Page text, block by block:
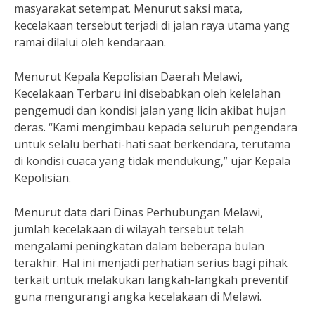
masyarakat setempat. Menurut saksi mata,
kecelakaan tersebut terjadi di jalan raya utama yang
ramai dilalui oleh kendaraan.
Menurut Kepala Kepolisian Daerah Melawi,
Kecelakaan Terbaru ini disebabkan oleh kelelahan
pengemudi dan kondisi jalan yang licin akibat hujan
deras. “Kami mengimbau kepada seluruh pengendara
untuk selalu berhati-hati saat berkendara, terutama
di kondisi cuaca yang tidak mendukung,” ujar Kepala
Kepolisian.
Menurut data dari Dinas Perhubungan Melawi,
jumlah kecelakaan di wilayah tersebut telah
mengalami peningkatan dalam beberapa bulan
terakhir. Hal ini menjadi perhatian serius bagi pihak
terkait untuk melakukan langkah-langkah preventif
guna mengurangi angka kecelakaan di Melawi.